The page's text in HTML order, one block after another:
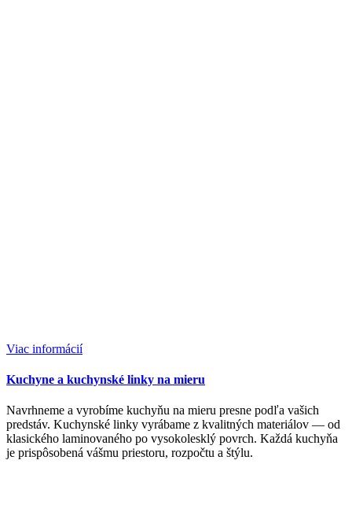
Viac informácií
Kuchyne a kuchynské linky na mieru
Navrhneme a vyrobíme kuchyňu na mieru presne podľa vašich
predstáv. Kuchynské linky vyrábame z kvalitných materiálov — od
klasického laminovaného po vysokolesklý povrch. Každá kuchyňa
je prispôsobená vášmu priestoru, rozpočtu a štýlu.